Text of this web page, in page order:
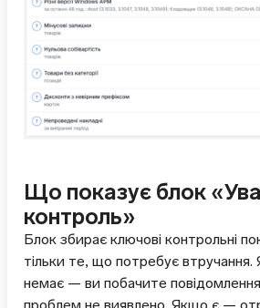
Що показує блок
контроль»
Блок збирає ключові контрольні
тільки те, що потребує
немає — ви побачите